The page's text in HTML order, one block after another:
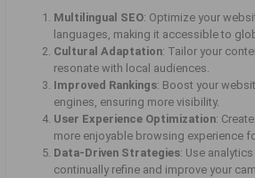
Multilingual SEO: Optimize your
languages, making it accessible to
Cultural Adaptation: Tailor your
resonate with local audiences.
Improved Rankings: Boost your
engines, ensuring more visibility.
User Experience Optimization:
more enjoyable browsing experience
Data-Driven Strategies: Use
continually refine and improve your